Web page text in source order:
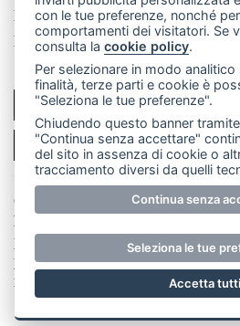
Privacy policy
Cookie policy
Rivedi le tue scelte sui cookie
SCRIVICI
PER LA TUA
© Copyright Merateonline S.r.l.
E' proibita la riproduzione e
parziale di testi, articoli e
preventiva autorizzazione
numero Rea LC 291.277 -
con le tue preferenze, nonché
comportamenti dei visitatori. Se
consulta lacookie policy.
Per selezionare in modo
finalità, terze parti e cookie è
"Seleziona le tue preferenze".
Chiudendo questo banner
"Continua senza accettare"
del sito in assenza di cookie o
tracciamento diversi da quelli
Continua senza
Seleziona le tue
Accetta tutti